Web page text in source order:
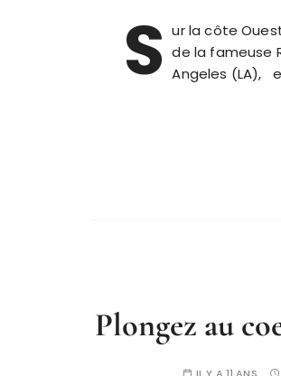
S ur la côte
de la fameuse
Angeles (LA),
Plongez au